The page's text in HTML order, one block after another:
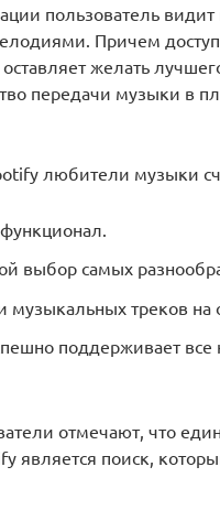
пользователь
Причем
желать
передачи музыки в
любители музыки
выбор самых
треков на
поддерживает все
отмечают, что
является поиск,